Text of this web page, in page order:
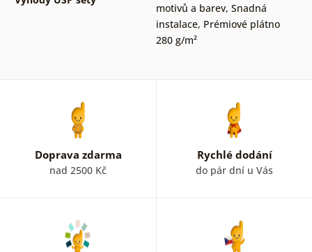
motivů a barev, Snadná
instalace, Prémiové plátno
280 g/m²
Doprava zdarma
nad 2500 Kč
Rychlé dodání
do pár dní u Vás